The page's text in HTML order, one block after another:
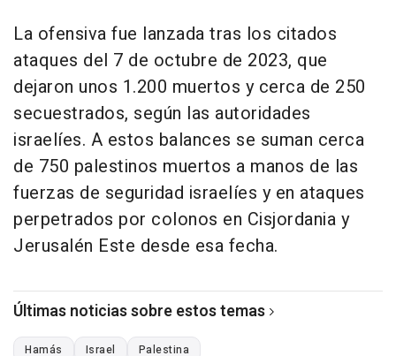
La ofensiva fue lanzada tras los citados
ataques del 7 de octubre de 2023, que
dejaron unos 1.200 muertos y cerca de 250
secuestrados, según las autoridades
israelíes. A estos balances se suman cerca
de 750 palestinos muertos a manos de las
fuerzas de seguridad israelíes y en ataques
perpetrados por colonos en Cisjordania y
Jerusalén Este desde esa fecha.
Últimas noticias sobre estos temas
Hamás Israel Palestina